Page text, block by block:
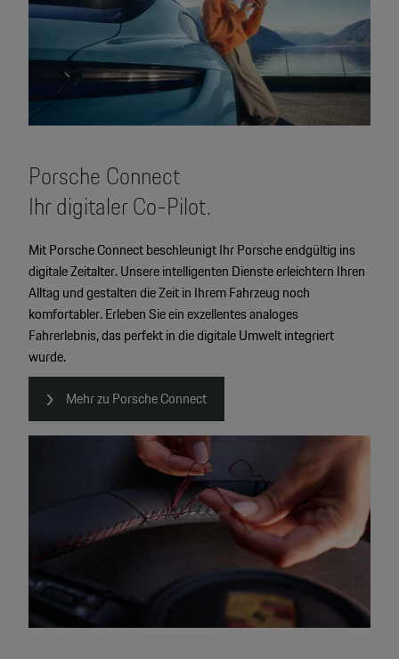
Porsche Connect
Ihr digitaler Co-Pilot.
Mit Porsche Connect beschleunigt Ihr Porsche endgültig ins
digitale Zeitalter. Unsere intelligenten Dienste erleichtern Ihren
Alltag und gestalten die Zeit in Ihrem Fahrzeug noch
komfortabler. Erleben Sie ein exzellentes analoges
Fahrerlebnis, das perfekt in die digitale Umwelt integriert
wurde.
Mehr zu Porsche Connect
2